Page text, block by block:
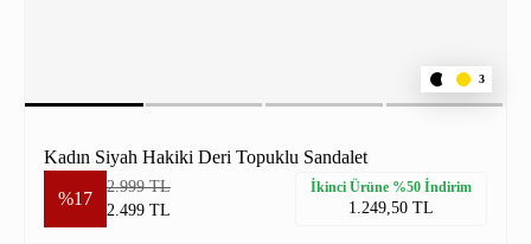
3
Kadın Siyah Hakiki Deri Topuklu Sandalet
%17
2.999 TL
2.499 TL
İkinci Ürüne %50 İndirim
1.249,50 TL